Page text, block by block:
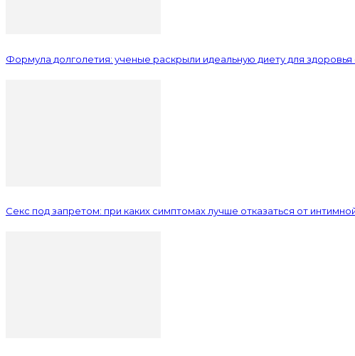
Формула долголетия: ученые раскрыли идеальную диету для здоровья
Секс под запретом: при каких симптомах лучше отказаться от